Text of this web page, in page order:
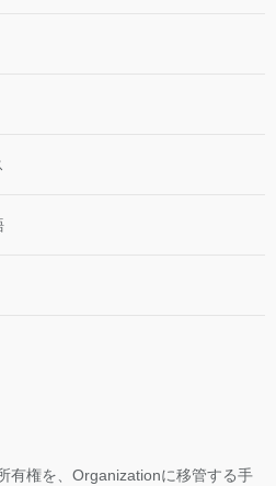
有権を、Organizationに移管する手